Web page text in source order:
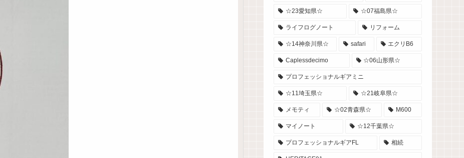
☆23愛知県☆ ☆07福島県☆
ライフログノート リフォーム
☆14神奈川県☆ safari エクリB6
Caplessdecimo ☆06山形県☆
プロフェッショナルギアミニ
☆11埼玉県☆ ☆21岐阜県☆
メモティ ☆02青森県☆ M600
マイノート ☆12千葉県☆
プロフェッショナルギアFL 相続